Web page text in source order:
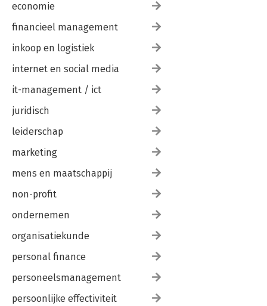
economie
financieel management
inkoop en logistiek
internet en social media
it-management / ict
juridisch
leiderschap
marketing
mens en maatschappij
non-profit
ondernemen
organisatiekunde
personal finance
personeelsmanagement
persoonlijke effectiviteit